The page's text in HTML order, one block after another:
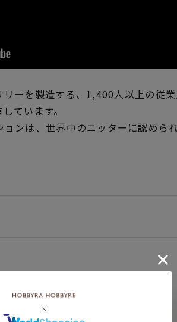
ーを製造する、1,400人以上の従
ています。
ンは、世界中のニッターに認めら